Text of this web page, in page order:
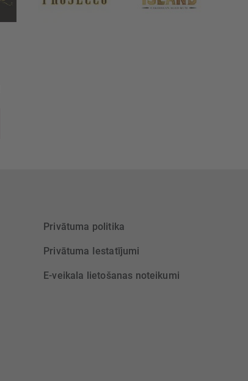
Privātuma politika
Privātuma Iestatījumi
E-veikala lietošanas noteikumi